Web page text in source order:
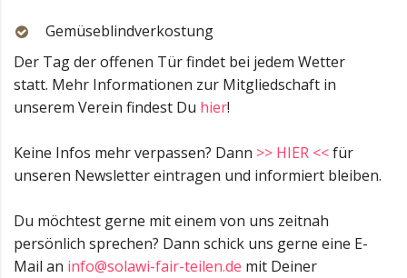
Gemüseblindverkostung
Der Tag der offenen Tür findet bei jedem Wetter
statt. Mehr Informationen zur Mitgliedschaft in
unserem Verein findest Du hier!
Keine Infos mehr verpassen? Dann >> HIER <<für
unseren Newsletter eintragen und informiert bleiben.
Du möchtest gerne mit einem von uns zeitnah
persönlich sprechen? Dann schick uns gerne eine E-
Mail an info@solawi-fair-teilen.de mit Deiner